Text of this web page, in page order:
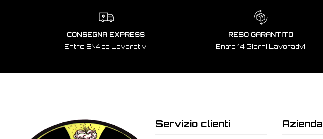
CONSEGNA EXPRESS
Entro 2\4 gg Lavorativi
RESO GARANTITO
Entro 14 Giorni Lavorativi
Servizio clienti Azienda